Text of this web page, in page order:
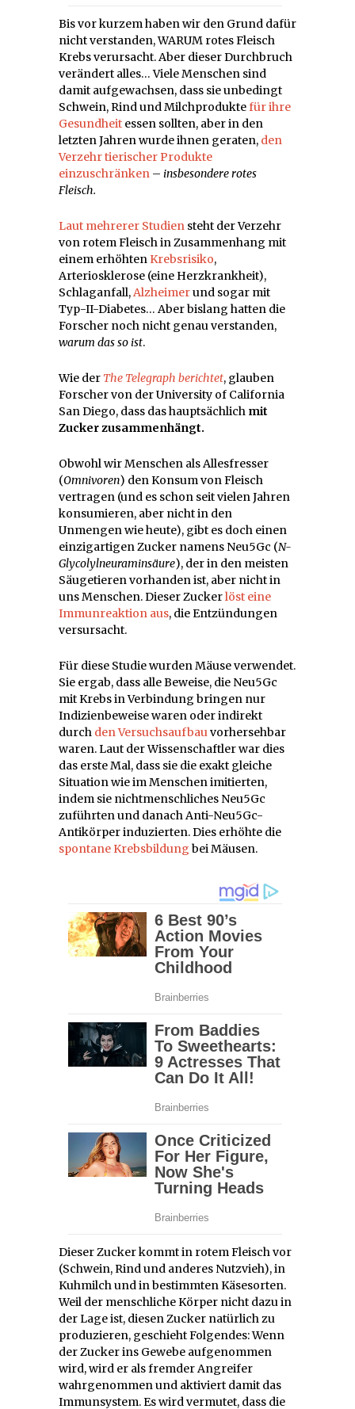
Bis vor kurzem haben wir den Grund dafür
nicht verstanden, WARUM rotes Fleisch
Krebs verursacht. Aber dieser Durchbruch
verändert alles… Viele Menschen sind
damit aufgewachsen, dass sie unbedingt
Schwein, Rind und Milchproduktefür ihre
Gesundheit essen sollten, aber in den
letzten Jahren wurde ihnen geraten, den
Verzehr tierischer Produkte
einzuschränken – insbesondere rotes
Fleisch.
Laut mehrerer Studien steht der Verzehr
von rotem Fleisch in Zusammenhang mit
einem erhöhten Krebsrisiko,
Arteriosklerose (eine Herzkrankheit),
Schlaganfall,Alzheimerund sogar mit
Typ-II-Diabetes… Aber bislang hatten die
Forscher noch nicht genau verstanden,
warum das so ist.
Wie der The Telegraph berichtet, glauben
Forscher von der University of California
San Diego, dass das hauptsächlich mit
Zucker zusammenhängt.
Obwohl wir Menschen als Allesfresser
(Omnivoren) den Konsum von Fleisch
vertragen (und es schon seit vielen Jahren
konsumieren, aber nicht in den
Unmengen wie heute), gibt es doch einen
einzigartigen Zucker namens Neu5Gc (N-
Glycolylneuraminsäure), der in den meisten
Säugetieren vorhanden ist, aber nicht in
uns Menschen. Dieser Zuckerlöst eine
Immunreaktion aus, die Entzündungen
versursacht.
Für diese Studie wurden Mäuse verwendet.
Sie ergab, dass alle Beweise, die Neu5Gc
mit Krebs in Verbindung bringen nur
Indizienbeweise waren oder indirekt
durch den Versuchsaufbauvorhersehbar
waren. Laut der Wissenschaftler war dies
das erste Mal, dass sie die exakt gleiche
Situation wie im Menschen imitierten,
indem sie nichtmenschliches Neu5Gc
zuführten und danach Anti-Neu5Gc-
Antikörper induzierten. Dies erhöhte die
spontane Krebsbildung bei Mäusen.
Dieser Zucker kommt in rotem Fleisch vor
(Schwein, Rind und anderes Nutzvieh), in
Kuhmilch und in bestimmten Käsesorten.
Weil der menschliche Körper nicht dazu in
der Lage ist, diesen Zucker natürlich zu
produzieren, geschieht Folgendes: Wenn
der Zucker ins Gewebe aufgenommen
wird, wird er als fremder Angreifer
wahrgenommen und aktiviert damit das
Immunsystem. Es wird vermutet, dass die